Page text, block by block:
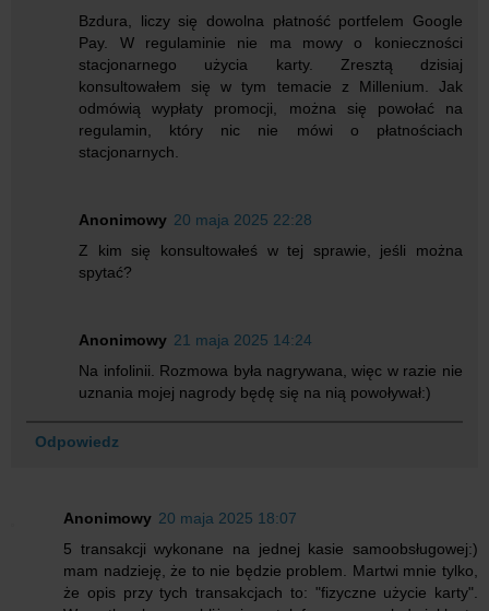
Bzdura, liczy się dowolna płatność portfelem Google
Pay. W regulaminie nie ma mowy o konieczności
stacjonarnego użycia karty. Zresztą dzisiaj
konsultowałem się w tym temacie z Millenium. Jak
odmówią wypłaty promocji, można się powołać na
regulamin, który nic nie mówi o płatnościach
stacjonarnych.
Anonimowy 20 maja 2025 22:28
Z kim się konsultowałeś w tej sprawie, jeśli można
spytać?
Anonimowy 21 maja 2025 14:24
Na infolinii. Rozmowa była nagrywana, więc w razie nie
uznania mojej nagrody będę się na nią powoływał:)
Odpowiedz
Anonimowy 20 maja 2025 18:07
5 transakcji wykonane na jednej kasie samoobsługowej:)
mam nadzieję, że to nie będzie problem. Martwi mnie tylko,
że opis przy tych transakcjach to: "fizyczne użycie karty".